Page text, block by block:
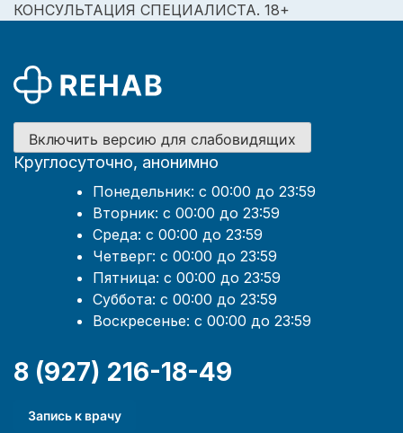
КОНСУЛЬТАЦИЯ СПЕЦИАЛИСТА. 18+
Включить версию для слабовидящих
Круглосуточно, анонимно
Понедельник: с 00:00 до 23:59
Вторник: с 00:00 до 23:59
Среда: с 00:00 до 23:59
Четверг: с 00:00 до 23:59
Пятница: с 00:00 до 23:59
Суббота: с 00:00 до 23:59
Воскресенье: с 00:00 до 23:59
8 (927) 216-18-49
Запись к врачу